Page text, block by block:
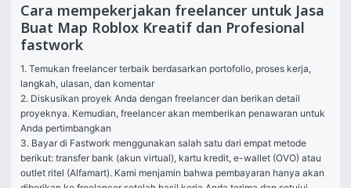
Cara mempekerjakan freelancer untuk Jasa
Buat Map Roblox Kreatif dan Profesional
fastwork
1. Temukan freelancer terbaik berdasarkan portofolio, proses kerja,
langkah, ulasan, dan komentar
2. Diskusikan proyek Anda dengan freelancer dan berikan detail
proyeknya. Kemudian, freelancer akan memberikan penawaran untuk
Anda pertimbangkan
3. Bayar di Fastwork menggunakan salah satu dari empat metode
berikut: transfer bank (akun virtual), kartu kredit, e-wallet (OVO) atau
outlet ritel (Alfamart). Kami menjamin bahwa pembayaran hanya akan